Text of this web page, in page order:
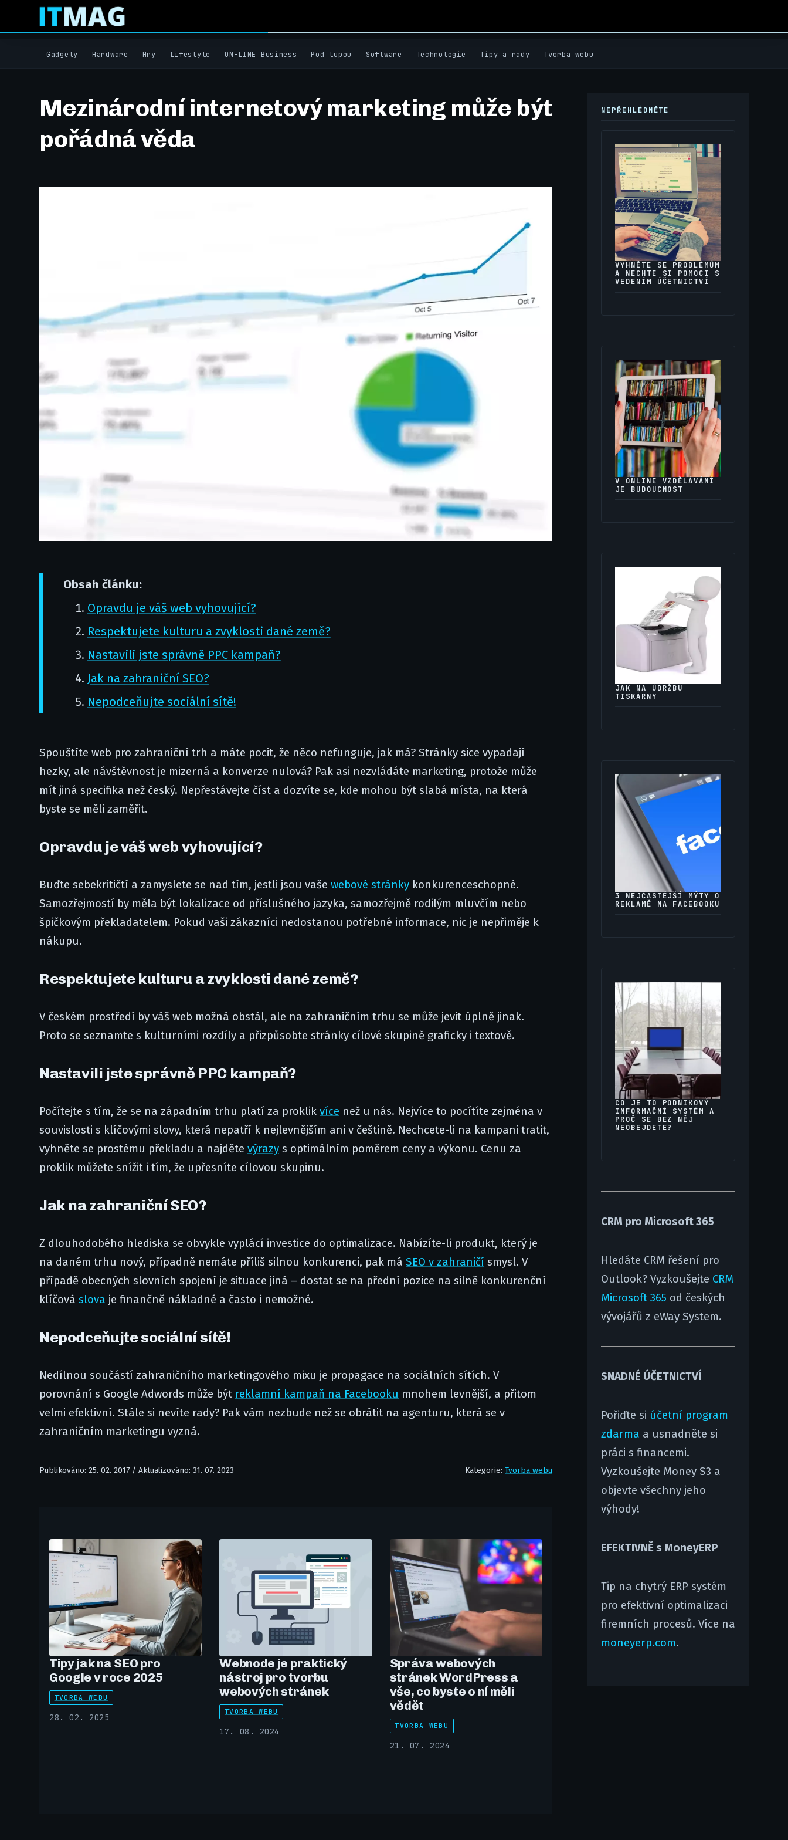
Gadgety Hardware Hry Lifestyle ON-LINE Business Pod lupou Software Technologie Tipy a rady Tvorba webu
Mezinárodní internetový marketing může být
pořádná věda
Obsah článku:
Opravdu je váš web vyhovující?
Respektujete kulturu a zvyklosti dané země?
Nastavili jste správně PPC kampaň?
Jak na zahraniční SEO?
Nepodceňujte sociální sítě!
Spouštíte web pro zahraniční trh a máte pocit, že něco nefunguje, jak má? Stránky sice vypadají
hezky, ale návštěvnost je mizerná a konverze nulová? Pak asi nezvládáte marketing, protože může
mít jiná specifika než český. Nepřestávejte číst a dozvíte se, kde mohou být slabá místa, na která
byste se měli zaměřit.
Opravdu je váš web vyhovující?
Buďte sebekritičtí a zamyslete se nad tím, jestli jsou vaše webové stránky konkurenceschopné.
Samozřejmostí by měla být lokalizace od příslušného jazyka, samozřejmě rodilým mluvčím nebo
špičkovým překladatelem. Pokud vaši zákazníci nedostanou potřebné informace, nic je nepřiměje k
nákupu.
Respektujete kulturu a zvyklosti dané země?
V českém prostředí by váš web možná obstál, ale na zahraničním trhu se může jevit úplně jinak.
Proto se seznamte s kulturními rozdíly a přizpůsobte stránky cílové skupině graficky i textově.
Nastavili jste správně PPC kampaň?
Počítejte s tím, že se na západním trhu platí za proklik více než u nás. Nejvíce to pocítíte zejména v
souvislosti s klíčovými slovy, která nepatří k nejlevnějším ani v češtině. Nechcete-li na kampani tratit,
vyhněte se prostému překladu a najděte výrazy s optimálním poměrem ceny a výkonu. Cenu za
proklik můžete snížit i tím, že upřesníte cílovou skupinu.
Jak na zahraniční SEO?
Z dlouhodobého hlediska se obvykle vyplácí investice do optimalizace. Nabízíte-li produkt, který je
na daném trhu nový, případně nemáte příliš silnou konkurenci, pak má SEO v zahraničí smysl. V
případě obecných slovních spojení je situace jiná – dostat se na přední pozice na silně konkurenční
klíčová slova je finančně nákladné a často i nemožné.
Nepodceňujte sociální sítě!
Nedílnou součástí zahraničního marketingového mixu je propagace na sociálních sítích. V
porovnání s Google Adwords může být reklamní kampaň na Facebooku mnohem levnější, a přitom
velmi efektivní. Stále si nevíte rady? Pak vám nezbude než se obrátit na agenturu, která se v
zahraničním marketingu vyzná.
Publikováno: 25. 02. 2017 / Aktualizováno: 31. 07. 2023 Kategorie: Tvorba webu
Tipy jak na SEO pro
Google v roce 2025
TVORBA WEBU
28. 02. 2025
Webnode je praktický
nástroj pro tvorbu
webových stránek
TVORBA WEBU
17. 08. 2024
Správa webových
stránek WordPress a
vše, co byste o ní měli
vědět
TVORBA WEBU
21. 07. 2024
NEPŘEHLÉDNĚTE
VYHNĚTE SE PROBLÉMŮM
A NECHTE SI POMOCI S
VEDENÍM ÚČETNICTVÍ
V ONLINE VZDĚLÁVÁNÍ
JE BUDOUCNOST
JAK NA ÚDRŽBU
TISKÁRNY
3 NEJČASTĚJŠÍ MÝTY O
REKLAMĚ NA FACEBOOKU
CO JE TO PODNIKOVÝ
INFORMAČNÍ SYSTÉM A
PROČ SE BEZ NĚJ
NEOBEJDETE?
CRM pro Microsoft 365
Hledáte CRM řešení pro
Outlook? Vyzkoušejte CRM
Microsoft 365 od českých
vývojářů z eWay System.
SNADNÉ ÚČETNICTVÍ
Pořiďte si účetní program
zdarma a usnadněte si
práci s financemi.
Vyzkoušejte Money S3 a
objevte všechny jeho
výhody!
EFEKTIVNĚ s MoneyERP
Tip na chytrý ERP systém
pro efektivní optimalizaci
firemních procesů. Více na
moneyerp.com.